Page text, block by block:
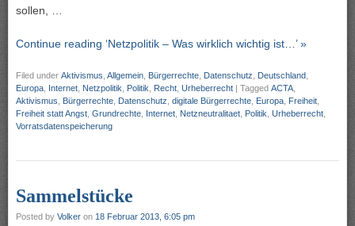
sollen, …
Continue reading ‘Netzpolitik – Was wirklich wichtig ist…’ »
Filed under Aktivismus Allgemein Bürgerrechte Datenschutz Deutschland
Europa Internet Netzpolitik Politik Recht Urheberrecht | Tagged ACTA
Aktivismus
Bürgerrechte Datenschutz digitale Bürgerrechte Europa Freiheit
Freiheit statt Angst Grundrechte Internet Netzneutralitaet Politik Urheberrecht
Vorratsdatenspeicherung
Sammelstücke
Posted by Volker on 18 Februar 2013, 6:05 pm